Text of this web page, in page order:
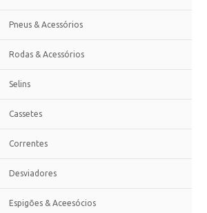
Pneus & Acessórios
Rodas & Acessórios
Selins
Cassetes
Correntes
Desviadores
Espigões & Aceesócios